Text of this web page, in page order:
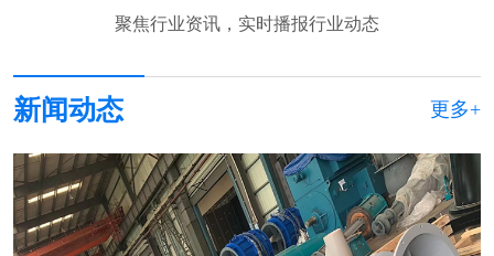
聚焦行业资讯，实时播报行业动态
新闻动态 更多+